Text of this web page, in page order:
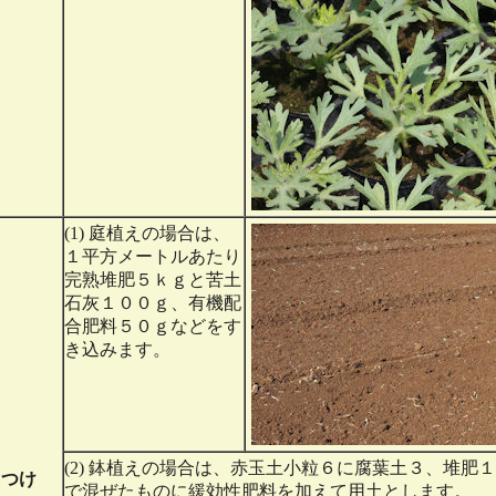
け
(1) 庭植えの場合は、
１平方メートルあたり
完熟堆肥５ｋｇと苦土
石灰１００ｇ、有機配
合肥料５０ｇなどをす
き込みます。
(2) 鉢植えの場合は、赤玉土小粒６に腐葉土３、堆肥
で混ぜたものに緩効性肥料を加えて用土とします。